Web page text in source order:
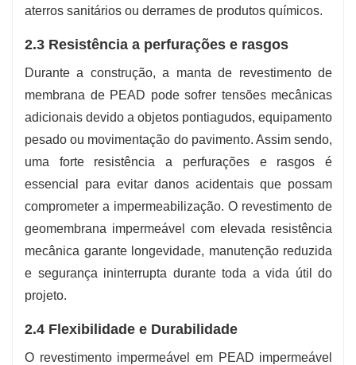
aterros sanitários ou derrames de produtos químicos.
2.3 Resistência a perfurações e rasgos
Durante a construção, a manta de revestimento de
membrana de PEAD pode sofrer tensões mecânicas
adicionais devido a objetos pontiagudos, equipamento
pesado ou movimentação do pavimento. Assim sendo,
uma forte resistência a perfurações e rasgos é
essencial para evitar danos acidentais que possam
comprometer a impermeabilização. O revestimento de
geomembrana impermeável com elevada resistência
mecânica garante longevidade, manutenção reduzida
e segurança ininterrupta durante toda a vida útil do
projeto.
2.4 Flexibilidade e Durabilidade
O revestimento impermeável em PEAD impermeável